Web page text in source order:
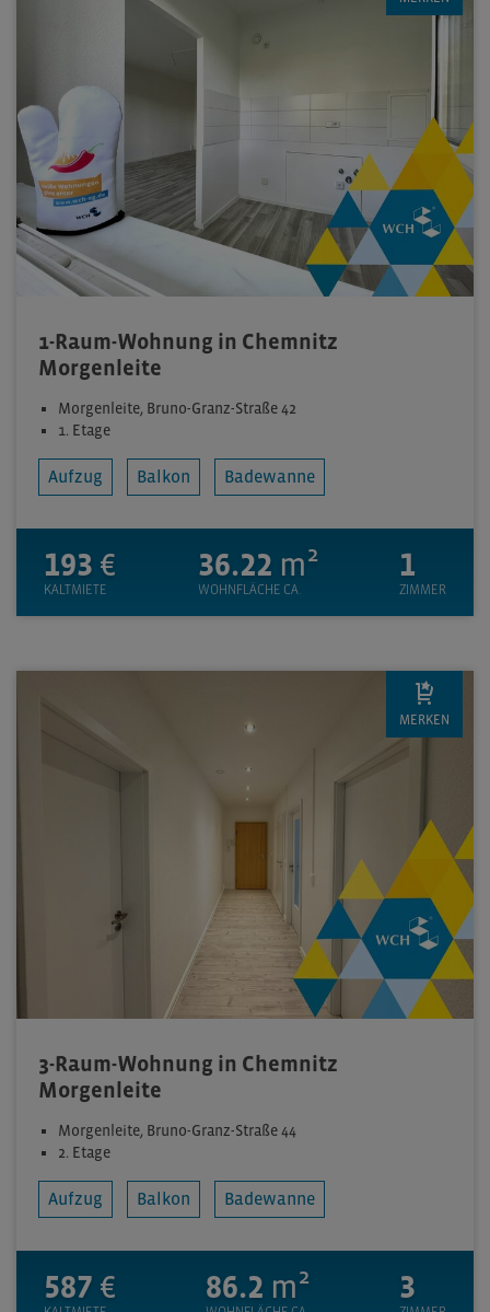
1-Raum-Wohnung in Chemnitz
Morgenleite
Morgenleite, Bruno-Granz-Straße 42
1. Etage
Aufzug Balkon Badewanne
193 €
KALTMIETE
36.22 m²
WOHNFLÄCHE CA.
1
ZIMMER
3-Raum-Wohnung in Chemnitz
Morgenleite
Morgenleite, Bruno-Granz-Straße 44
2. Etage
Aufzug Balkon Badewanne
587 € 86.2 m² 3
MERKEN